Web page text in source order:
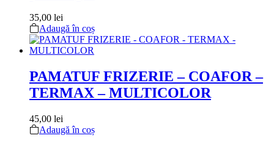
35,00 lei
Adaugă în coș
PAMATUF FRIZERIE – COAFOR –
TERMAX – MULTICOLOR
45,00 lei
Adaugă în coș